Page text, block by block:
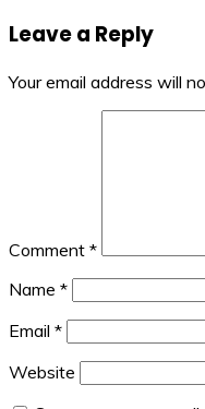
Leave a Reply
Your email address will
Comment *
Name *
Email *
Website